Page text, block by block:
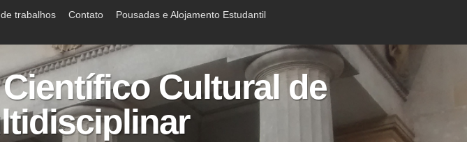
trabalhos Contato
Pousadas e Alojamento Estudantil
Cultural de